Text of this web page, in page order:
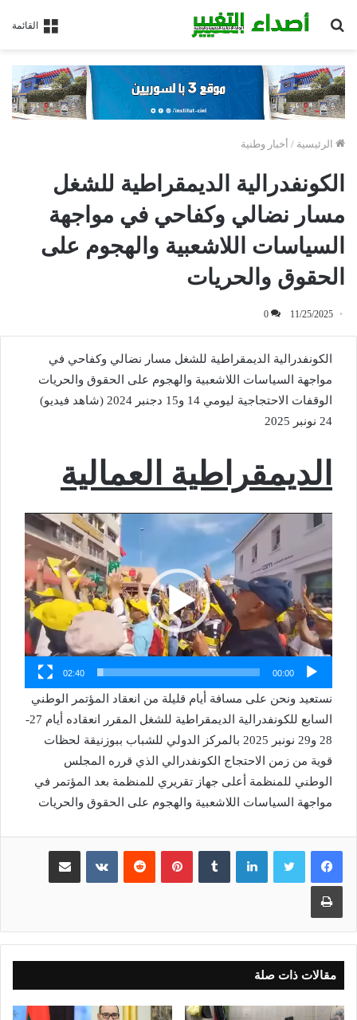
القائمة
الرئيسية / أخبار وطنية
الكونفدرالية الديمقراطية للشغل
مسار نضالي وكفاحي في مواجهة
السياسات اللاشعبية والهجوم على
الحقوق والحريات
11/25/2025
0
الكونفدرالية الديمقراطية للشغل مسار نضالي وكفاحي في
مواجهة السياسات اللاشعبية والهجوم على الحقوق والحريات
الوقفات الاحتجاجية ليومي 14 و15 دجنبر 2024 (شاهد فيديو)
24 نونبر 2025
الديمقراطية العمالية
مشغل
00:00
02:40
نستعيد ونحن على مسافة أيام قليلة من انعقاد المؤتمر الوطني
السابع للكونفدرالية الديمقراطية للشغل المقرر انعقاده أيام 27-
28 و29 نونبر 2025 بالمركز الدولي للشباب ببوزنيقة لحظات
قوية من زمن الاحتجاج الكونفدرالي الذي قرره المجلس
الوطني للمنظمة أعلى جهاز تقريري للمنظمة بعد المؤتمر في
مواجهة السياسات اللاشعبية والهجوم على الحقوق والحريات
لينكدإن بينتيريست مشاركة عبر البريد
طباعة
مقالات ذات صلة